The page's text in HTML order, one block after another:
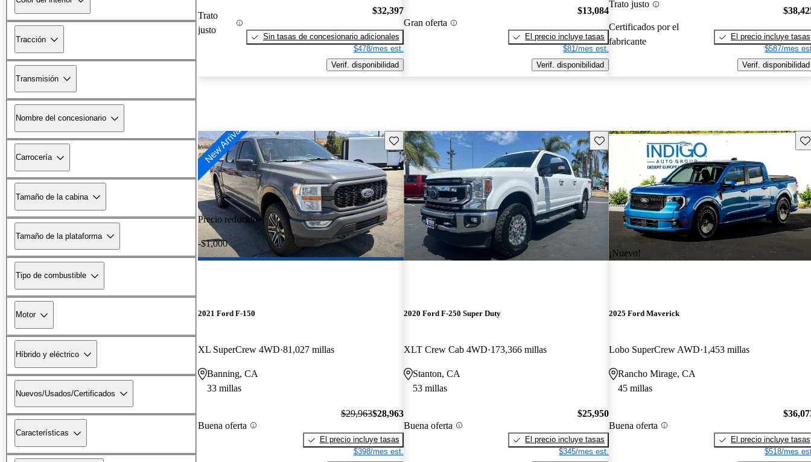
Tracción
Transmisión
Nombre del concesionario
Carrocería
Tamaño de la cabina
Tamaño de la plataforma
Tipo de combustible
Motor
Híbrido y eléctrico
Nuevos/Usados/Certificados
Características
Trato
justo
$32,397
Sin tasas de concesionario adicionales
$478/mes est.
Verif. disponibilidad
Gran oferta
$13,084
El precio incluye tasas
$81/mes est.
Verif. disponibilidad
Trato justo
Certificados por el
fabricante
El precio incluye tasas
$587/mes
Verif. disponibilidad
Precio reducido
-$1,000
Guarda este Aviso
2021 Ford F-150
XL SuperCrew 4WD 81,027 millas
Banning, CA
33 millas
Buena oferta
$29,963$28,963
El precio incluye tasas
$398/mes est.
Guarda este Aviso
2020 Ford F-250 Super Duty
XLT Crew Cab 4WD 173,366 millas
Stanton, CA
53 millas
Buena oferta
$25,950
El precio incluye tasas
$345/mes est.
¡Nuevo!
2025 Ford Maverick
Lobo SuperCrew AWD 1,453 millas
Rancho Mirage, CA
45 millas
Buena oferta
El precio incluye tasas
$518/mes